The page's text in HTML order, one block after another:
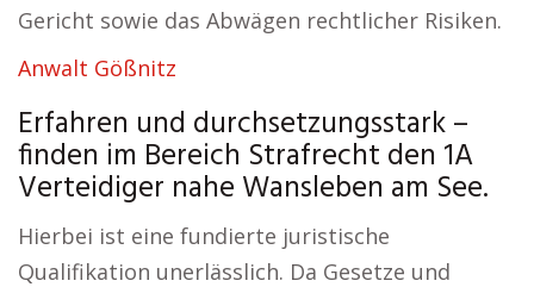
Gericht sowie das Abwägen rechtlicher Risiken.
Anwalt Gößnitz
Erfahren und durchsetzungsstark –
finden im Bereich Strafrecht den 1A
Verteidiger nahe Wansleben am See.
Hierbei ist eine fundierte juristische
Qualifikation unerlässlich. Da Gesetze und